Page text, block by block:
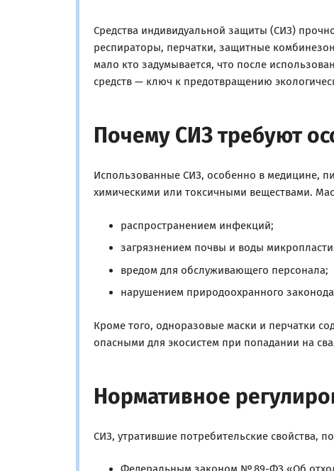
Средства индивидуальной защиты (СИЗ)
респираторы, перчатки, защитные
мало кто задумывается, что после
средств — ключ к предотвращению
Почему СИЗ требуют
Использованные СИЗ, особенно в медицине,
химическими или токсичными веществами.
распространением инфекций;
загрязнением почвы и воды
вредом для обслуживающего персонала;
нарушением природоохранного
Кроме того, одноразовые маски и перчатки
опасными для экосистем при попадании на
Нормативное
СИЗ, утратившие потребительские свойства,